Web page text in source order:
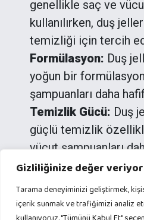
Gizliliğinize değer
Tarama deneyiminizi geliştirmek,
içerik sunmak ve trafiğimizi analiz
genellikle saç ve
kullanılırken, duş
temizliği için tercih
Formülasyon: Duş
yoğun bir
şampuanları daha hafif
Temizlik Gücü: Duş
güçlü temizlik
vücut şampuanları
sağlayabilir.
Aren Menthol Saffron
boyutuyla uzun süreli